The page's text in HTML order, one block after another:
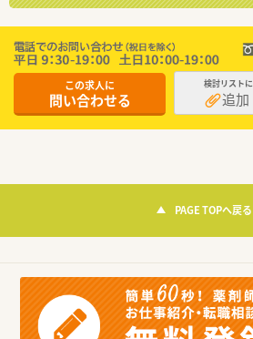
この求人に
問い合わせる
検討リストに
追加
PAGE TOPへ戻る